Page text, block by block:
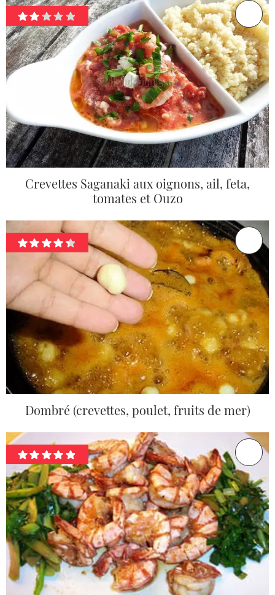
Crevettes Saganaki aux oignons, ail, feta,
tomates et Ouzo
Dombré (crevettes, poulet, fruits de mer)